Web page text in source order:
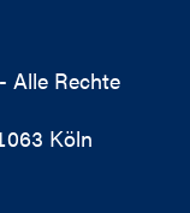
Alle Rechte
Köln